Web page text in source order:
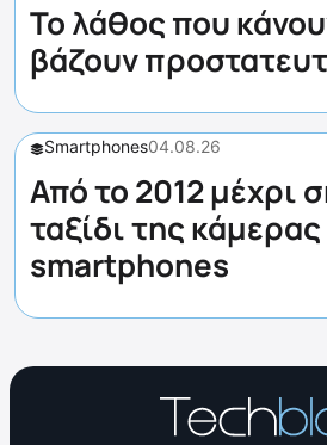
Το λάθος που
βάζουν
Smartphones04.08.26
Από το 2012 μέχρι
ταξίδι της
smartphones